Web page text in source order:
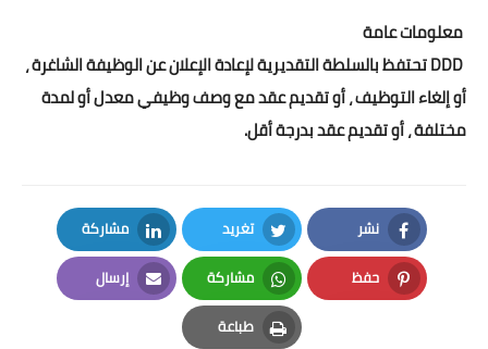
معلومات عامة
DDD تحتفظ بالسلطة التقديرية لإعادة الإعلان عن الوظيفة الشاغرة ،
أو إلغاء التوظيف ، أو تقديم عقد مع وصف وظيفي معدل أو لمدة
مختلفة ، أو تقديم عقد بدرجة أقل.
نشر
Facebook
تغريد
Twitter
مشاركة
LinkedIn
حفظ
Pinterest
مشاركة
Whatsapp
إرسال
Email
طباعة